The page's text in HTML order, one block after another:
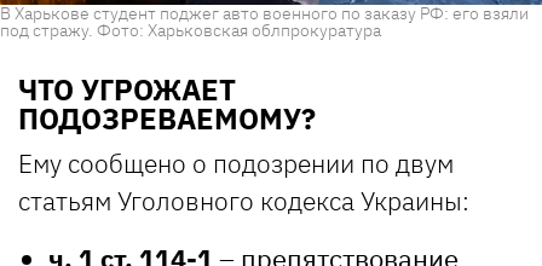
В Харькове студент поджег авто военного по заказу РФ: его взяли
под стражу. Фото: Харьковская облпрокуратура
ЧТО УГРОЖАЕТ
ПОДОЗРЕВАЕМОМУ?
Ему сообщено о подозрении по двум
статьям Уголовного кодекса Украины:
ч. 1 ст. 114-1 – препятствование